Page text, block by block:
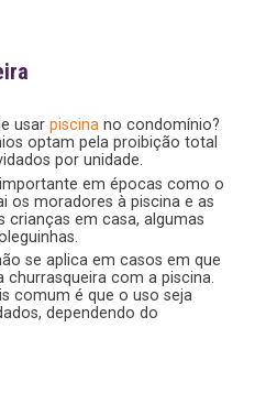
usarpiscina no condomínio?
optam pela proibição total
por unidade.
em épocas como o
os moradores à piscina e as
crianças em casa, algumas
se aplica em casos em que
churrasqueira com a piscina.
comum é que o uso seja
dependendo do